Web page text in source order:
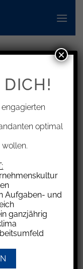
bei
getragene
Garage den
eines
nicht
bei
im
optimal
Aufgaben- und
ganzjährig
×